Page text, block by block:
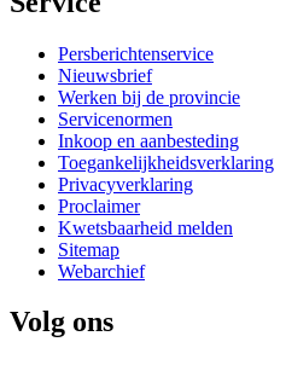
Persberichtenservice
Nieuwsbrief
Werken bij de provincie
Servicenormen
Inkoop en aanbesteding
Toegankelijkheidsverklaring
Privacyverklaring
Proclaimer
Kwetsbaarheid melden
Sitemap
Webarchief
Volg ons